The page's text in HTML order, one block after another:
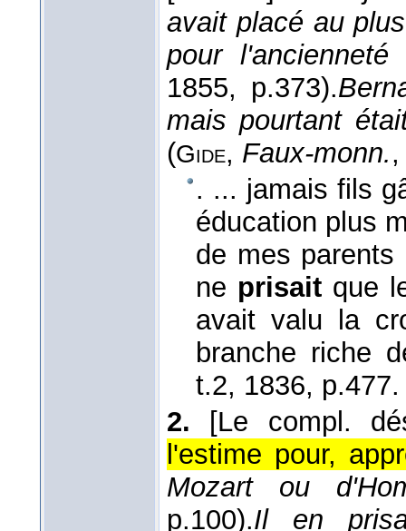
avait placé au
pour
1855, p.373).
mais pourtant
(Gide, Faux-monn.
. ... jamais fils
éducation plus
de mes
ne prisaitque
avait valu la
branche riche
t.2, 1836, p.477.
2.
[Le compl.
l'estime pour,
Mozart ou
p.100).Il en